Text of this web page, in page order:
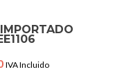
Current
IVA Incluido